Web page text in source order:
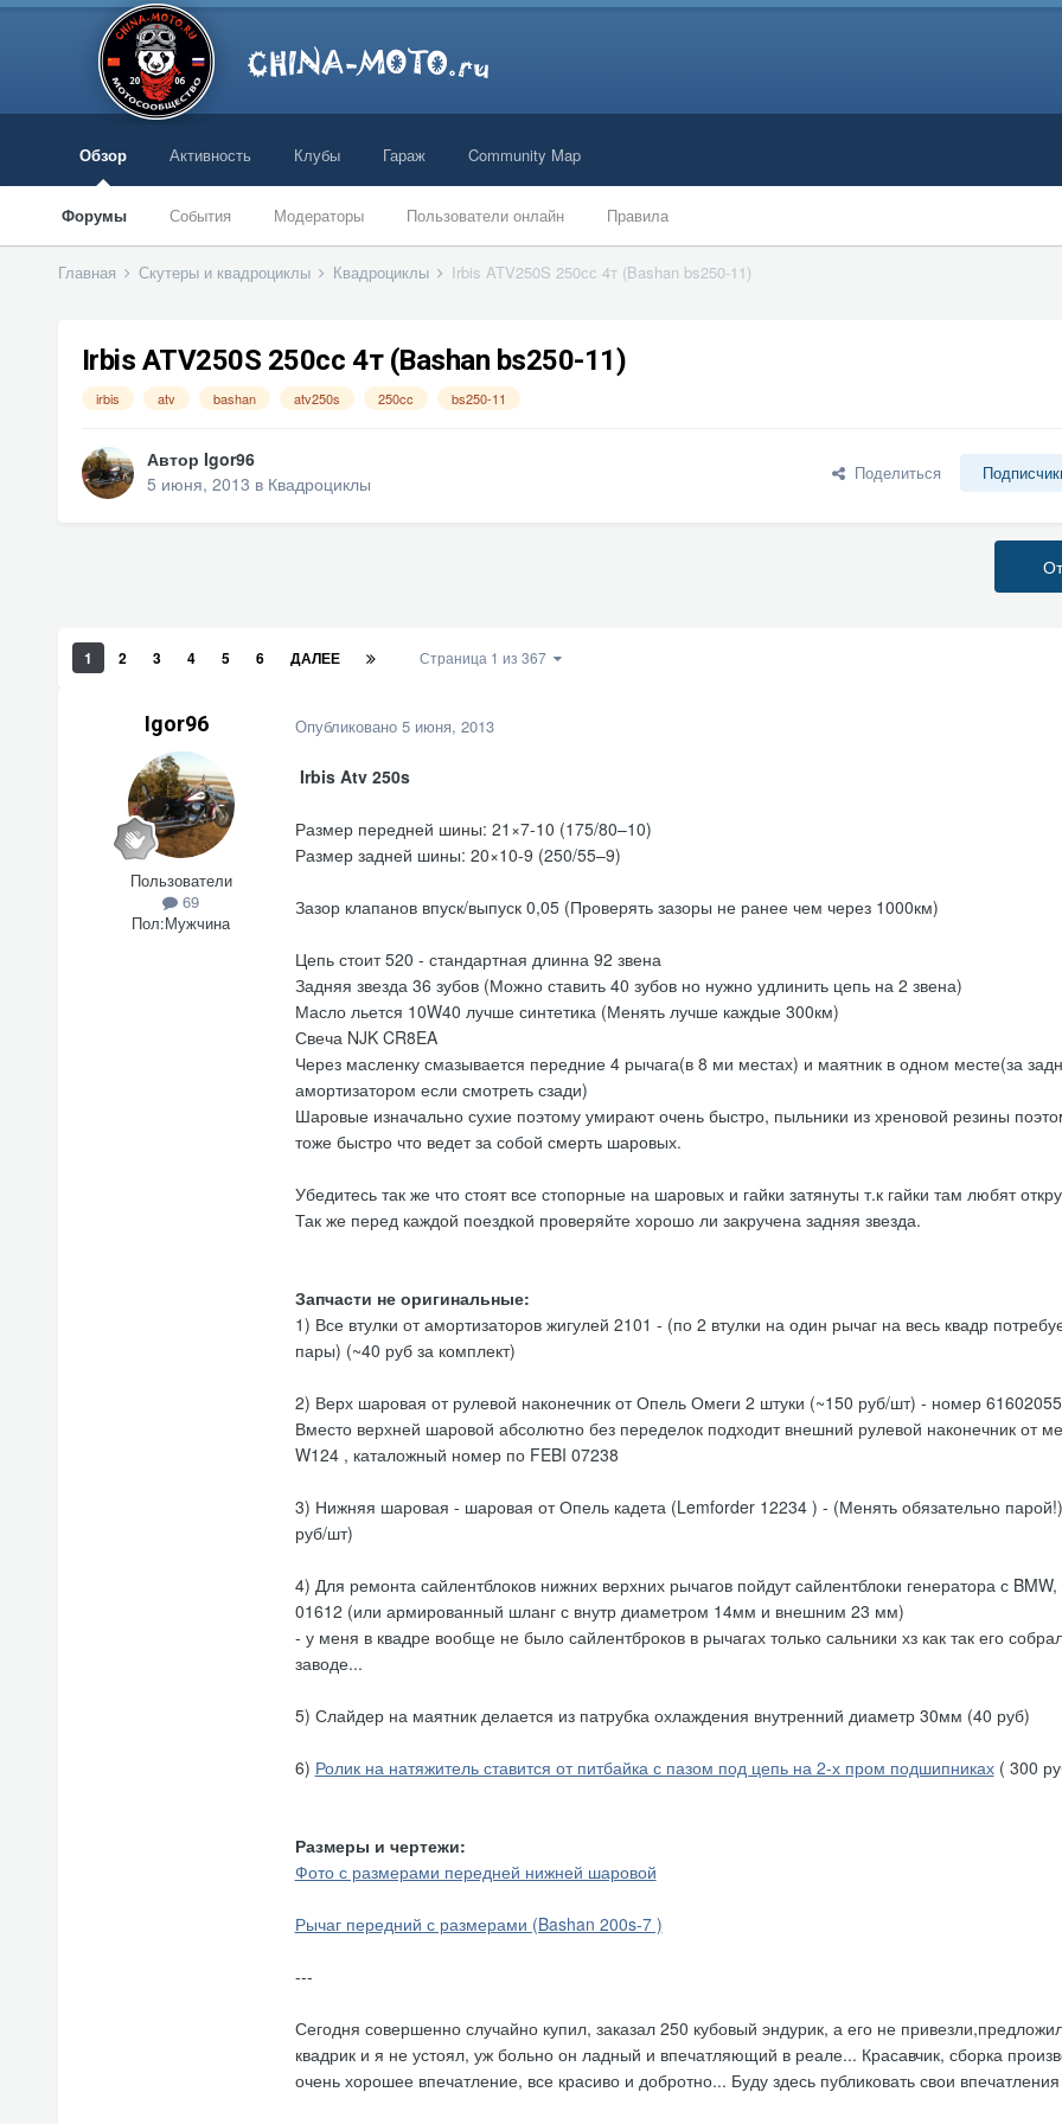
Обзор
Форумы События Модераторы Пользователи онлайн Правила
Активность Клубы Гараж Community Map
Главная Скутеры и квадроциклы Квадроциклы Irbis ATV250S 250сс 4т (Bashan bs250-11)
Irbis ATV250S 250сс 4т (Bashan bs250-11)
irbis atv bashan atv250s 250cc bs250-11
Автор Igor96
5 июня, 2013 в Квадроциклы Поделиться
1 2 3 4 5 6 ДАЛЕЕ Страница 1 из 367
Igor96
Пользователи
69
Пол:Мужчина
Опубликовано 5 июня, 2013
Irbis Atv 250s
Размер передней шины: 21×7-10 (175/80–10)
Размер задней шины: 20×10-9 (250/55–9)
Зазор клапанов впуск/выпуск 0,05 (Проверять зазоры не ранее чем через 1000км)
Цепь стоит 520 - стандартная длинна 92 звена
Задняя звезда 36 зубов (Можно ставить 40 зубов но нужно удлинить цепь на 2 звена)
Масло льется 10W40 лучше синтетика (Менять лучше каждые 300км)
Свеча NJK CR8EA
Через масленку смазывается передние 4 рычага(в 8 ми местах) и маятник в одном месте(за
амортизатором если смотреть сзади)
Шаровые изначально сухие поэтому умирают очень быстро, пыльники из хреновой резины
тоже быстро что ведет за собой смерть шаровых.
Убедитесь так же что стоят все стопорные на шаровых и гайки затянуты т.к гайки там любят
Так же перед каждой поездкой проверяйте хорошо ли закручена задняя звезда.
Запчасти не оригинальные:
1) Все втулки от амортизаторов жигулей 2101 - (по 2 втулки на один рычаг на весь квадр
пары) (~40 руб за комплект)
2) Верх шаровая от рулевой наконечник от Опель Омеги 2 штуки (~150 руб/шт) - номер
Вместо верхней шаровой абсолютно без переделок подходит внешний рулевой наконечник от
W124 , каталожный номер по FEBI 07238
3) Нижняя шаровая - шаровая от Опель кадета (Lemforder 12234 ) - (Менять обязательно
руб/шт)
4) Для ремонта сайлентблоков нижних верхних рычагов пойдут сайлентблоки генератора с
01612 (или армированный шланг с внутр диаметром 14мм и внешним 23 мм)
- у меня в квадре вообще не было сайлентброков в рычагах только сальники хз как так его
заводе...
5) Слайдер на маятник делается из патрубка охлаждения внутренний диаметр 30мм (40 руб)
6) Ролик на натяжитель ставится от питбайка с пазом под цепь на 2-х пром подшипниках( 300
Размеры и чертежи:
Фото с размерами передней нижней шаровой
Рычаг передний с размерами (Bashan 200s-7 )
---
Сегодня совершенно случайно купил, заказал 250 кубовый эндурик, а его не
квадрик и я не устоял, уж больно он ладный и впечатляющий в реале... Красавчик, сборка
очень хорошее впечатление, все красиво и добротно... Буду здесь публиковать свои